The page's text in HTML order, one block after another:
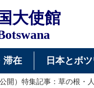
大使館
滞在 日本とボ
開）特集記事：草の根・